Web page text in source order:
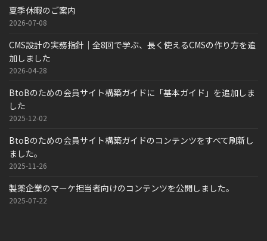
夏季休暇のご案内
2026-07-08
CMS設計の実務指針｜全8回で学ぶ、長く使えるCMSの作り方を追
加しました
2026-04-28
BtoBのための会員サイト構築ガイドに「基本ガイド」を追加しま
した
2025-12-02
BtoBのための会員サイト構築ガイドのコンテンツをすべて刷新し
ました。
2025-11-26
製薬企業のマーケ担当者向けのコンテンツを公開しました。
2025-07-22